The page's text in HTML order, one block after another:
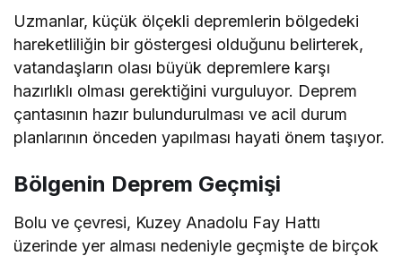
Uzmanlar, küçük ölçekli depremlerin bölgedeki
hareketliliğin bir göstergesi olduğunu belirterek,
vatandaşların olası büyük depremlere karşı
hazırlıklı olması gerektiğini vurguluyor. Deprem
çantasının hazır bulundurulması ve acil durum
planlarının önceden yapılması hayati önem taşıyor.
Bölgenin Deprem Geçmişi
Bolu ve çevresi, Kuzey Anadolu Fay Hattı
üzerinde yer alması nedeniyle geçmişte de birçok